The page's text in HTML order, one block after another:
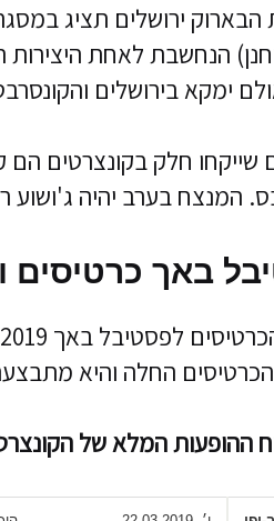
ימקא בירושלים
שייקחו חלק בקונצרטים הם
המנצח בערב יהיה ג'ושוע
באך כרטיסים
החלה והיא
ההופעות המלא של הקונצרט